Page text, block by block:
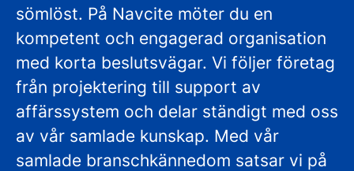
sömlöst. På Navcite möter du en
kompetent och engagerad organisation
med korta beslutsvägar. Vi följer företag
från projektering till support av
affärssystem och delar ständigt med oss
av vår samlade kunskap. Med vår
samlade branschkännedom satsar vi på